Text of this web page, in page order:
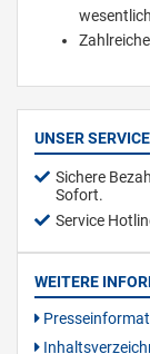
UNSER SERVICE
Sichere
Sofort.
Service
WEITERE